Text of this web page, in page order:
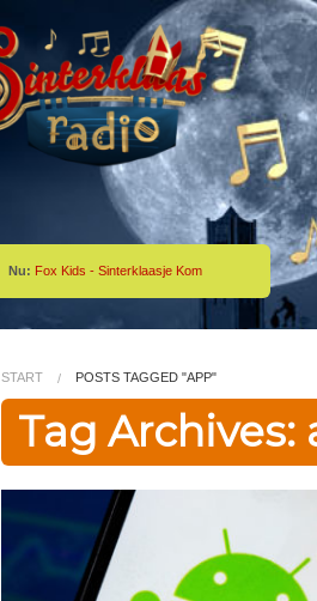
Nu: Fox Kids - Sinterklaasje Kom
START POSTS TAGGED "APP"
Tag Archives: